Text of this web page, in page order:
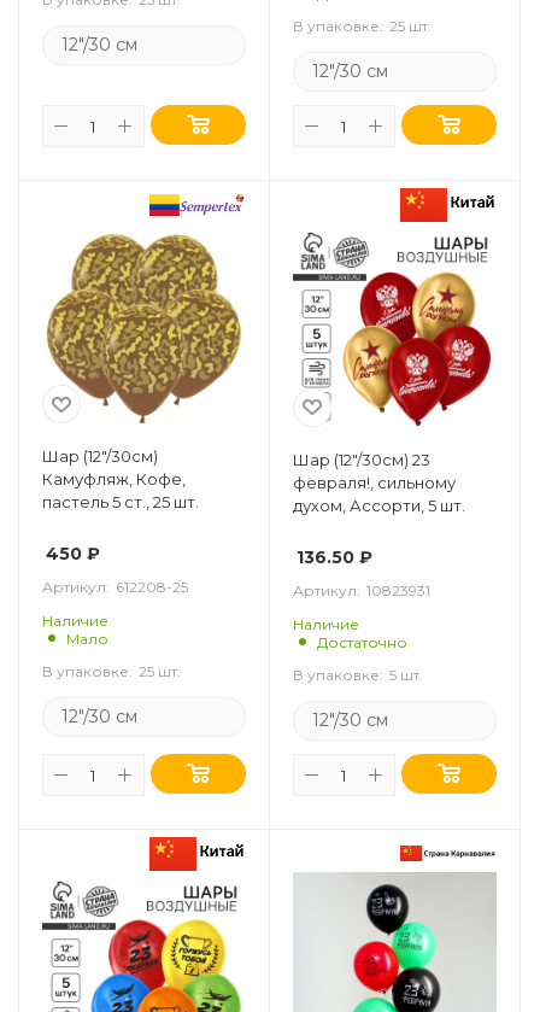
12"/30 см
В упаковке: 25 шт.
12"/30 см
Шар (12"/30см)
Камуфляж, Кофе,
пастель 5 ст., 25 шт.
450 ₽
Артикул: 612208-25
Наличие
Мало
В упаковке: 25 шт.
12"/30 см
Шар (12"/30см) 23
февраля!, сильному
духом, Ассорти, 5 шт.
136.50 ₽
Артикул: 10823931
Наличие
Достаточно
В упаковке: 5 шт.
12"/30 см